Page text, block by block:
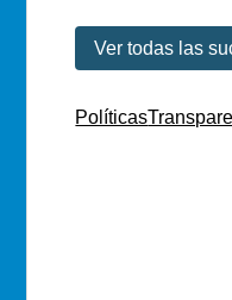
Ver todas las
Políticas